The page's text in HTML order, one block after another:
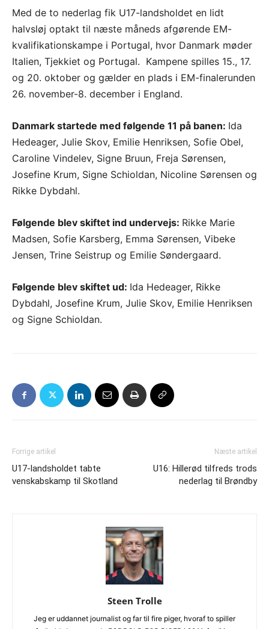
Med de to nederlag fik U17-landsholdet en lidt
halvsløj optakt til næste måneds afgørende EM-
kvalifikationskampe i Portugal, hvor Danmark møder
Italien, Tjekkiet og Portugal. Kampene spilles 15., 17.
og 20. oktober og gælder en plads i EM-finalerunden
26. november-8. december i England.
Danmark startede med følgende 11 på banen: Ida
Hedeager, Julie Skov, Emilie Henriksen, Sofie Obel,
Caroline Vindelev, Signe Bruun, Freja Sørensen,
Josefine Krum, Signe Schioldan, Nicoline Sørensen og
Rikke Dybdahl.
Følgende blev skiftet ind undervejs: Rikke Marie
Madsen, Sofie Karsberg, Emma Sørensen, Vibeke
Jensen, Trine Seistrup og Emilie Søndergaard.
Følgende blev skiftet ud: Ida Hedeager, Rikke
Dybdahl, Josefine Krum, Julie Skov, Emilie Henriksen
og Signe Schioldan.
Forrige artikel
U17-landsholdet tabte
venskabskamp til Skotland
Næste artikel
U16: Hillerød tilfreds trods
nederlag til Brøndby
Steen Trolle
Jeg er uddannet journalist og far til fire piger, hvoraf to spiller